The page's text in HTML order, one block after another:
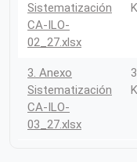
Sistematización
CA-ILO-
02_27.xlsx
3. Anexo
Sistematización
CA-ILO-
03_27.xlsx